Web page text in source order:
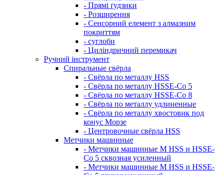
- Прямі ґудзики
- Розширення
- Сенсорний елемент з алмазним
покриттям
- суглоби
- Циліндричний перемикач
Ручний інструмент
Спиральные свёрла
- Свёрла по металлу HSS
- Свёрла по металлу HSSE-Co 5
- Свёрла по металлу HSSE-Co 8
- Свёрла по металлу удлиненные
- Свёрла по металлу хвостовик под
конус Морзе
- Центровочные свёрла HSS
Метчики машинные
- Метчики машинные M HSS и HSSE-
Co 5 сквозная усиленный
- Метчики машинные M HSS и HSSE-